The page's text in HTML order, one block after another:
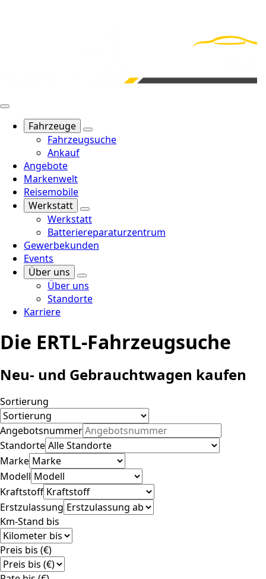
Fahrzeuge
Fahrzeugsuche
Ankauf
Angebote
Markenwelt
Reisemobile
Werkstatt
Werkstatt
Batteriereparaturzentrum
Gewerbekunden
Events
Über uns
Über uns
Standorte
Karriere
Die ERTL-Fahrzeugsuche
Neu- und Gebrauchtwagen kaufen
Sortierung
Angebotsnummer
Standorte
Marke
Modell
Kraftstoff
Erstzulassung
Km-Stand bis
Preis bis (€)